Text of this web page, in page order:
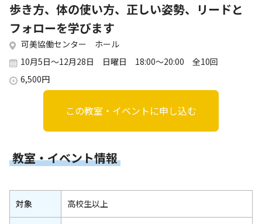
053-411-8686
メールフォームでのお問い合わせ
各教室・イベントページの問い合わせ先までお願いいたします。
歩き方、体の使い方、正しい姿勢、リードと
フォローを学びます
可美協働センター ホール
10月5日～12月28日 日曜日 18:00～20:00 全10回
6,500円
この教室・イベントに申し込む
教室・イベント情報
対象 高校生以上